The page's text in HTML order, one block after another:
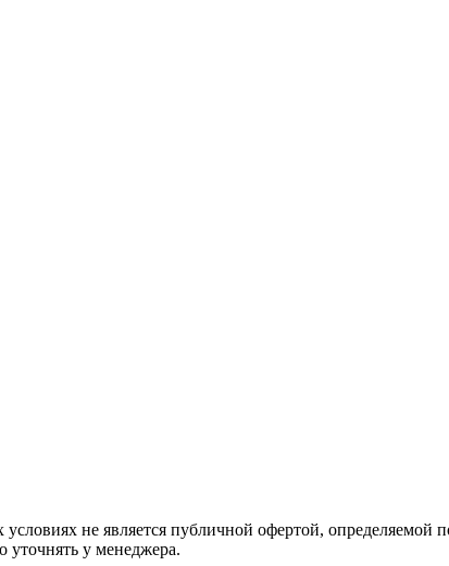
не является публичной офертой, определяемой
уточнять у менеджера.